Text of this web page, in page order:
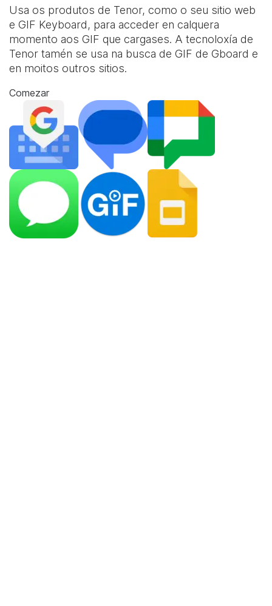
Usa os produtos de Tenor, como o seu sitio web
e GIF Keyboard, para acceder en calquera
momento aos GIF que cargases. A tecnoloxía de
Tenor tamén se usa na busca de GIF de Gboard e
en moitos outros sitios.
Comezar